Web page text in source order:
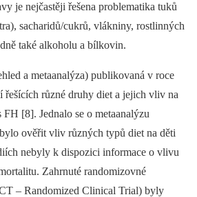
je nejčastěji řešena problematika tuků
sacharidů/cukrů, vlákniny, rostlinných
také alkoholu a bílkovin.
a metaanalýza) publikovaná v roce
řešících různé druhy diet a jejich vliv na
[8]. Jednalo se o metaanalýzu
ověřit vliv různých typů diet na děti
nebyly k dispozici informace o vlivu
Zahrnuté randomizovné
–⁠ Randomized Clinical Trial) byly